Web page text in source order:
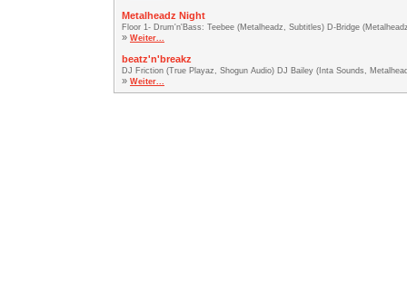
Metalheadz Night
Floor 1- Drum'n'Bass: Teebee (Metalheadz, Subtitles) D-Bridge
» Weiter...
beatz'n'breakz
DJ Friction (True Playaz, Shogun Audio) DJ Bailey (Inta Sounds,
» Weiter...